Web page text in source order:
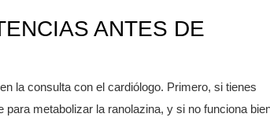
ANTES DE
la consulta con el cardiólogo. Primero, si tienes
metabolizar la ranolazina, y si no funciona